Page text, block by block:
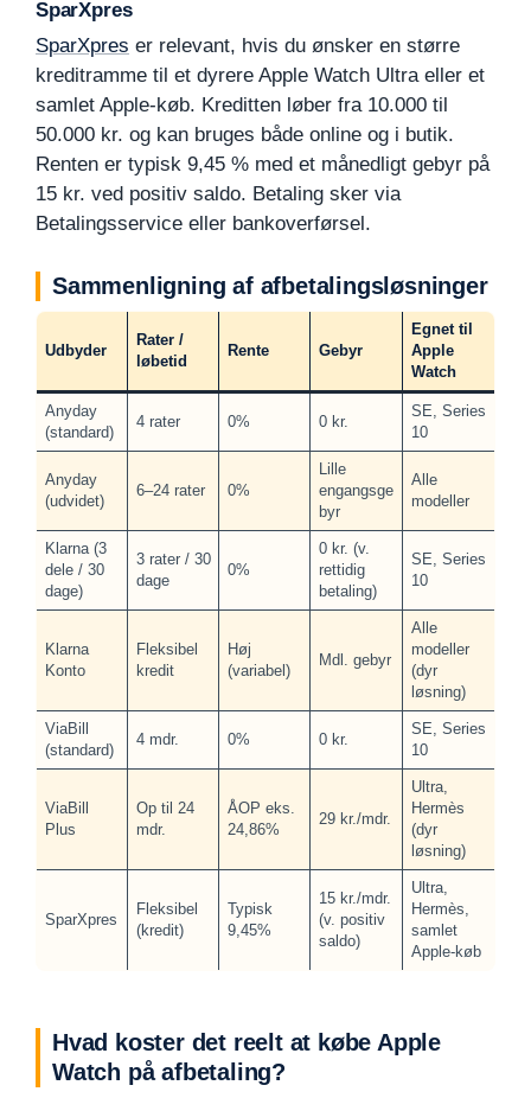
SparXpres
SparXpres er relevant, hvis du ønsker en større
kreditramme til et dyrere Apple Watch Ultra eller et
samlet Apple-køb. Kreditten løber fra 10.000 til
50.000 kr. og kan bruges både online og i butik.
Renten er typisk 9,45 % med et månedligt gebyr på
15 kr. ved positiv saldo. Betaling sker via
Betalingsservice eller bankoverførsel.
Sammenligning af afbetalingsløsninger
Udbyder
Rater /
løbetid
Rente Gebyr
Egnet til
Apple
Watch
Anyday
(standard)
4 rater 0% 0 kr.
SE, Series
10
Anyday
(udvidet)
6–24 rater 0%
Lille
engangsge
byr
Alle
modeller
Klarna (3
dele / 30
dage)
3 rater / 30
dage
0%
0 kr. (v.
rettidig
betaling)
SE, Series
10
Klarna
Konto
Fleksibel
kredit
Høj
(variabel)
Mdl. gebyr
Alle
modeller
(dyr
løsning)
ViaBill
(standard)
4 mdr. 0% 0 kr.
SE, Series
10
ViaBill
Plus
Op til 24
mdr.
ÅOP eks.
24,86%
29 kr./mdr.
Ultra,
Hermès
(dyr
løsning)
SparXpres
Fleksibel
(kredit)
Typisk
9,45%
15 kr./mdr.
(v. positiv
saldo)
Ultra,
Hermès,
samlet
Apple-køb
Hvad koster det reelt at købe Apple
Watch på afbetaling?